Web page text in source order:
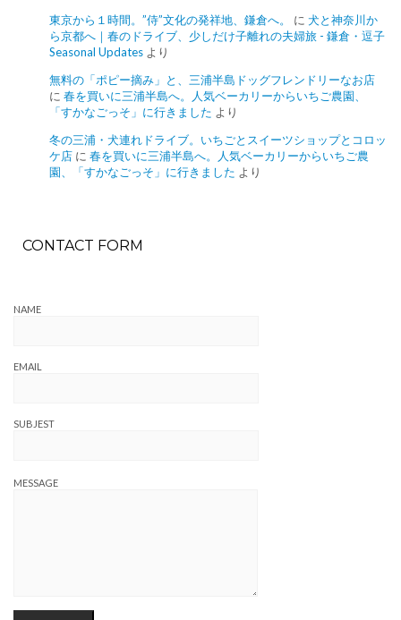
東京から１時間。”侍”文化の発祥地、鎌倉へ。
に 犬と神奈川か
ら京都へ｜春のドライブ、少しだけ子離れの夫婦旅 - 鎌倉・逗子
Seasonal Updates より
無料の「ポピー摘み」と、三浦半島ドッグフレンドリーなお店
に 春を買いに三浦半島へ。人気ベーカリーからいちご農園、
「すかなごっそ」に行きました より
冬の三浦・犬連れドライブ。いちごとスイーツショップとコロッ
ケ店 に 春を買いに三浦半島へ。人気ベーカリーからいちご農
園、「すかなごっそ」に行きました より
CONTACT FORM
NAME
EMAIL
SUBJEST
MESSAGE